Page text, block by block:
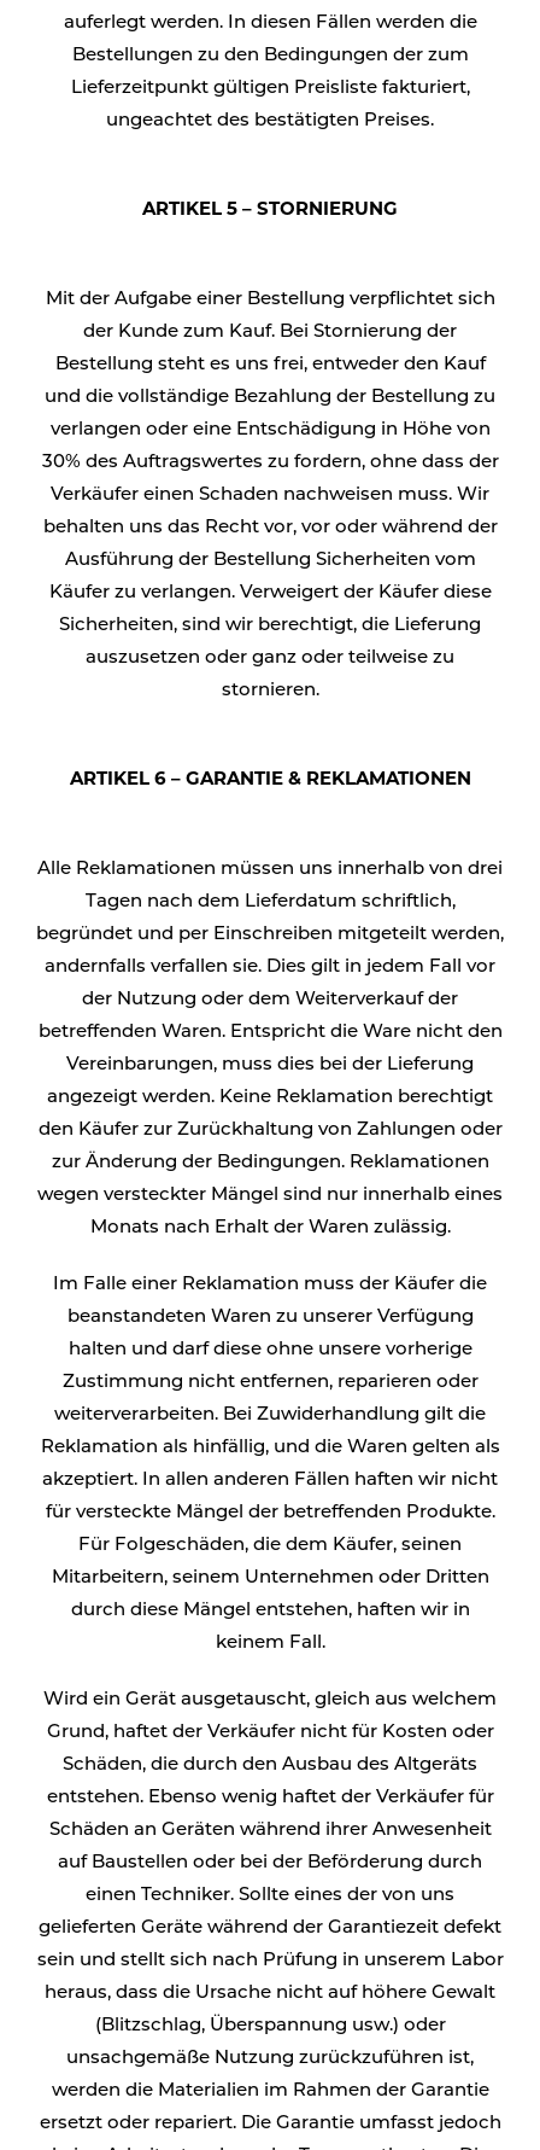
auferlegt werden. In diesen Fällen werden die
Bestellungen zu den Bedingungen der zum
Lieferzeitpunkt gültigen Preisliste fakturiert,
ungeachtet des bestätigten Preises.
ARTIKEL 5 – STORNIERUNG
Mit der Aufgabe einer Bestellung verpflichtet sich
der Kunde zum Kauf. Bei Stornierung der
Bestellung steht es uns frei, entweder den Kauf
und die vollständige Bezahlung der Bestellung zu
verlangen oder eine Entschädigung in Höhe von
30% des Auftragswertes zu fordern, ohne dass der
Verkäufer einen Schaden nachweisen muss. Wir
behalten uns das Recht vor, vor oder während der
Ausführung der Bestellung Sicherheiten vom
Käufer zu verlangen. Verweigert der Käufer diese
Sicherheiten, sind wir berechtigt, die Lieferung
auszusetzen oder ganz oder teilweise zu
stornieren.
ARTIKEL 6 – GARANTIE & REKLAMATIONEN
Alle Reklamationen müssen uns innerhalb von drei
Tagen nach dem Lieferdatum schriftlich,
begründet und per Einschreiben mitgeteilt werden,
andernfalls verfallen sie. Dies gilt in jedem Fall vor
der Nutzung oder dem Weiterverkauf der
betreffenden Waren. Entspricht die Ware nicht den
Vereinbarungen, muss dies bei der Lieferung
angezeigt werden. Keine Reklamation berechtigt
den Käufer zur Zurückhaltung von Zahlungen oder
zur Änderung der Bedingungen. Reklamationen
wegen versteckter Mängel sind nur innerhalb eines
Monats nach Erhalt der Waren zulässig.
Im Falle einer Reklamation muss der Käufer die
beanstandeten Waren zu unserer Verfügung
halten und darf diese ohne unsere vorherige
Zustimmung nicht entfernen, reparieren oder
weiterverarbeiten. Bei Zuwiderhandlung gilt die
Reklamation als hinfällig, und die Waren gelten als
akzeptiert. In allen anderen Fällen haften wir nicht
für versteckte Mängel der betreffenden Produkte.
Für Folgeschäden, die dem Käufer, seinen
Mitarbeitern, seinem Unternehmen oder Dritten
durch diese Mängel entstehen, haften wir in
keinem Fall.
Wird ein Gerät ausgetauscht, gleich aus welchem
Grund, haftet der Verkäufer nicht für Kosten oder
Schäden, die durch den Ausbau des Altgeräts
entstehen. Ebenso wenig haftet der Verkäufer für
Schäden an Geräten während ihrer Anwesenheit
auf Baustellen oder bei der Beförderung durch
einen Techniker. Sollte eines der von uns
gelieferten Geräte während der Garantiezeit defekt
sein und stellt sich nach Prüfung in unserem Labor
heraus, dass die Ursache nicht auf höhere Gewalt
(Blitzschlag, Überspannung usw.) oder
unsachgemäße Nutzung zurückzuführen ist,
werden die Materialien im Rahmen der Garantie
ersetzt oder repariert. Die Garantie umfasst jedoch